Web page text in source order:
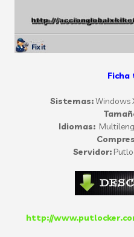
Ficha
Sistemas:Windows
Idiomas:
Servidor:
http://